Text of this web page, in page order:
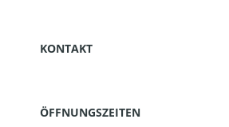
KONTAKT
ÖFFNUNGSZEITEN